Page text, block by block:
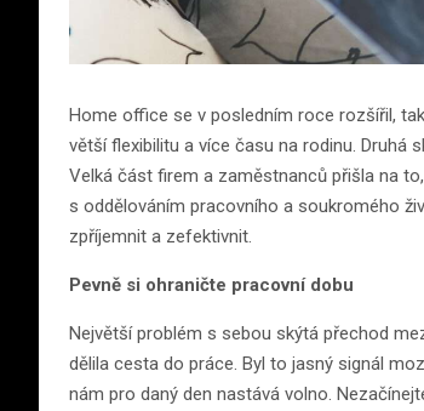
Home office se v posledním roce rozšířil,
větší flexibilitu a více času na rodinu. Druhá
Velká část firem a zaměstnanců přišla na
s oddělováním pracovního a soukromého
zpříjemnit a zefektivnit.
Pevně si ohraničte pracovní dobu
Největší problém s sebou skýtá přechod
dělila cesta do práce. Byl to jasný signál
nám pro daný den nastává volno.